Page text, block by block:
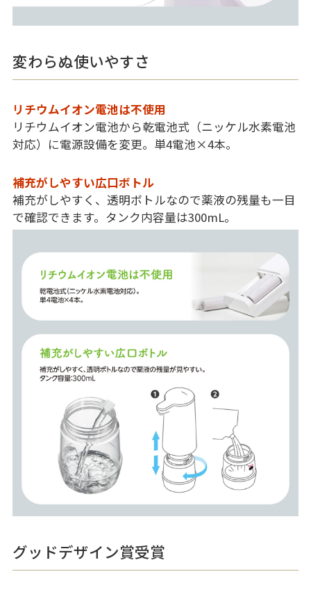
変わらぬ使いやすさ
リチウムイオン電池は不使用
リチウムイオン電池から乾電池式（ニッケル水素電池
対応）に電源設備を変更。単4電池×4本。
補充がしやすい広口ボトル
補充がしやすく、透明ボトルなので薬液の残量も一目
で確認できます。タンク内容量は300mL。
グッドデザイン賞受賞